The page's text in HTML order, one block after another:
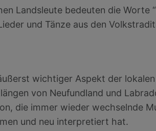
Landsleute bedeuten die Worte
und Tänze aus den
wichtiger Aspekt der
von Neufundland und
die immer wieder wechselnde
und neu interpretiert hat.